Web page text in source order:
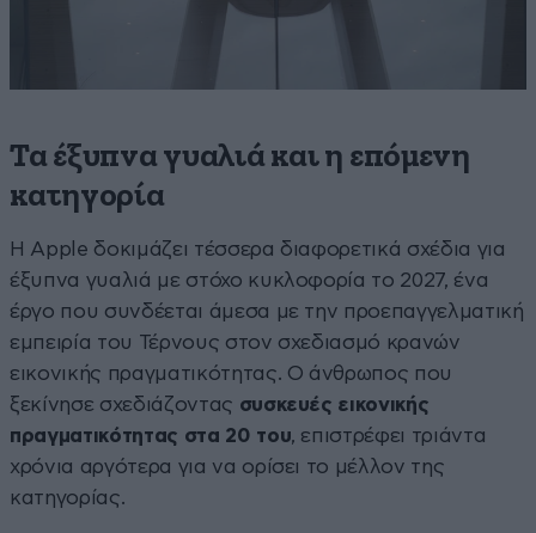
Τα έξυπνα γυαλιά και η επόμενη
κατηγορία
Η Apple δοκιμάζει τέσσερα διαφορετικά σχέδια για
έξυπνα γυαλιά με στόχο κυκλοφορία το 2027, ένα
έργο που συνδέεται άμεσα με την προεπαγγελματική
εμπειρία του Τέρνους στον σχεδιασμό κρανών
εικονικής πραγματικότητας. Ο άνθρωπος που
ξεκίνησε σχεδιάζοντας συσκευές εικονικής
πραγματικότητας στα 20 του, επιστρέφει τριάντα
χρόνια αργότερα για να ορίσει το μέλλον της
κατηγορίας.